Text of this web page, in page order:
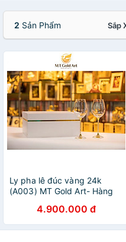
2 Sản Phẩm Sắp
Ly pha lê đúc vàng 24k
(A003) MT Gold Art- Hàng
cửa, quà tặng dành cho sếp,
đối tác, khách hàng.
4.900.000 đ